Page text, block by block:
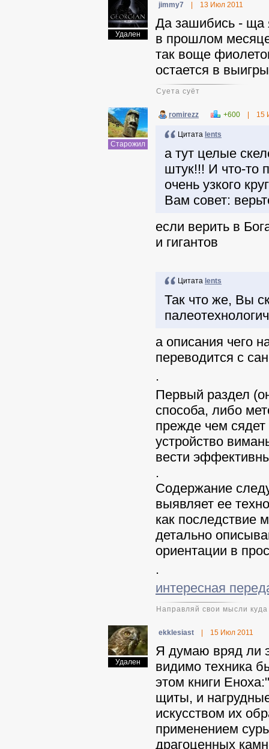
Удален
jimmy7 13 Июл 2011
Да зашибись - ща
в прошлом
так воще
остается в
Суета суёт
Старожил
romirezz +600 15
Цитата lents
а тут целые
штук!!! И что-то
очень узкого
Вам совет:
если верить в
и гигантов
Цитата lents
Так что же, Вы
а описания чего
переводится с
.
Первый раздел
способа, либо
прежде чем
устройство
вести
.
Содержание
выявляет ее
как последствие
детально
ориентации в
.
интересная
Направляй свои мысли
Удален
ekklesiast 15 Июл 2011
Я думаю вряд ли
видимо техника
этом книги Еноха:"
щиты, и
искусством их
применением
драгоценных